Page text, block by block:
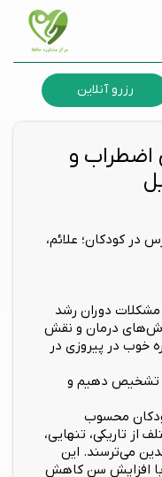
اضطراب و
در کودکان؛ علائم،
دوران رشد
روش‌های درمان و نقش
خوب در پیروزی در
تشخیص دهیم و
محسوب
از تاریکی، تنهایی،
می‌ترسند. این
با افزایش سن کاهش
رزرو آنلاین